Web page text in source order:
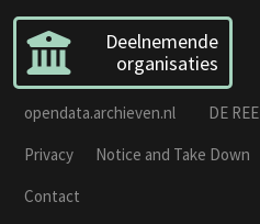
Deelnemende
organisaties
opendata.archieven.nl DE REE
Privacy
Notice and Take Down
Contact